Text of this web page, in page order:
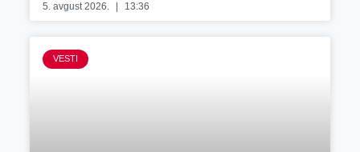
5. avgust 2026. 13:36
VESTI